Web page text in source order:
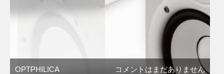
OPTPHILICA コメントはまだありません